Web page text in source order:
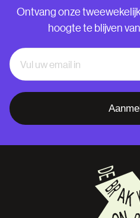
Ontvang onze
hoogte te blijven